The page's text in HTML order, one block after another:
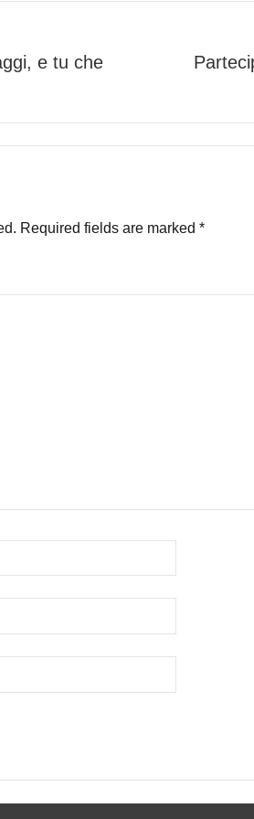
e tu che
Required fields are marked *